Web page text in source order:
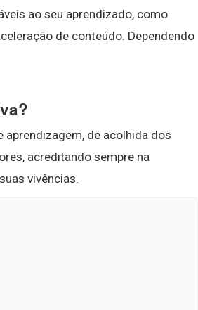
ao seu aprendizado, como
de conteúdo. Dependendo
aprendizagem, de acolhida dos
acreditando sempre na
vivências.